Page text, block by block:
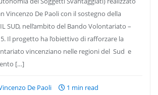
Vincenzo De Paoli con il sostegno della
SUD, nell’ambito del Bando Volontariato –
Il progetto ha l’obiettivo di rafforzare la
vincenziano nelle regioni del Sud e
[…]
De Paoli 1 min read